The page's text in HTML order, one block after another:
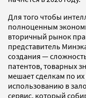
Для того чтобы
полноценным
вторичный рынок
представитель
создания —
патентов, товарных
мешает сделкам по
использованию в
сервис, который